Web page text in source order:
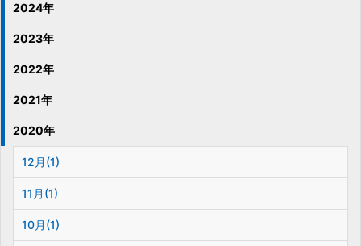
2024年
2023年
2022年
2021年
2020年
12月(1)
11月(1)
10月(1)